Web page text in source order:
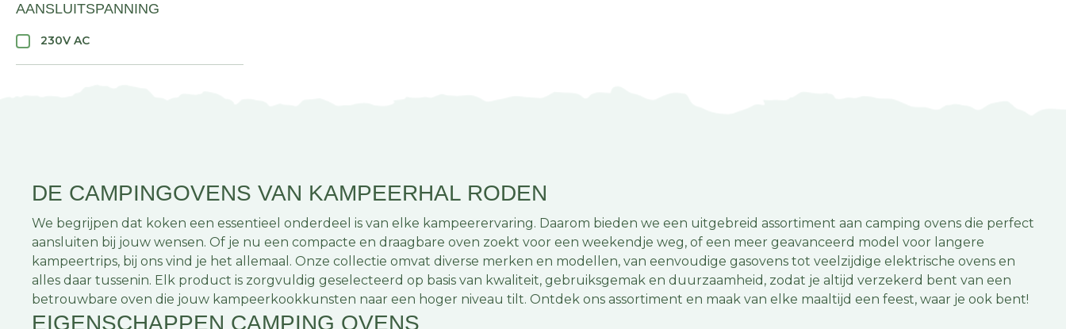
AANSLUITSPANNING
230V AC
DE CAMPINGOVENS VAN KAMPEERHAL RODEN
We begrijpen dat koken een essentieel onderdeel is van elke kampeerervaring. Daarom bieden we een uitgebreid assortiment aan camping ovens die perfect
aansluiten bij jouw wensen. Of je nu een compacte en draagbare oven zoekt voor een weekendje weg, of een meer geavanceerd model voor langere
kampeertrips, bij ons vind je het allemaal. Onze collectie omvat diverse merken en modellen, van eenvoudige gasovens tot veelzijdige elektrische ovens en
alles daar tussenin. Elk product is zorgvuldig geselecteerd op basis van kwaliteit, gebruiksgemak en duurzaamheid, zodat je altijd verzekerd bent van een
betrouwbare oven die jouw kampeerkookkunsten naar een hoger niveau tilt. Ontdek ons assortiment en maak van elke maaltijd een feest, waar je ook bent!
EIGENSCHAPPEN CAMPING OVENS